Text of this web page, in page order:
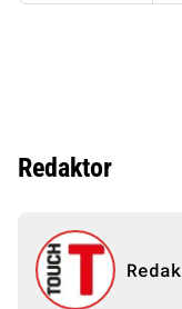
Redaktor